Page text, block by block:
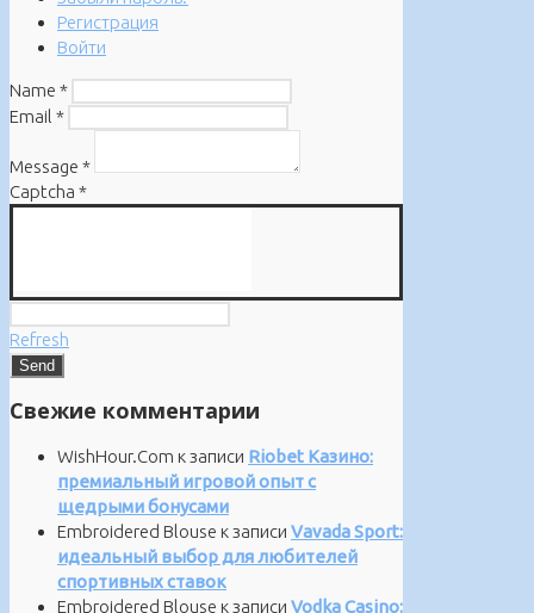
Регистрация
Войти
Name *
Email *
Message *
Captcha *
Refresh
Свежие комментарии
WishHour.Com к записи Riobet Казино:
премиальный игровой опыт с
щедрыми бонусами
Embroidered Blouse к записи Vavada Sport:
идеальный выбор для любителей
спортивных ставок
Embroidered Blouse к записи Vodka Casino: